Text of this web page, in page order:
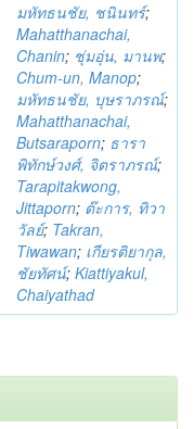
มหัทธนชัย, ชนินทร์;
Mahatthanachai,
Chanin; ชุ่มอุ่น, มานพ;
Chum-un, Manop;
มหัทธนชัย, บุษราภรณ์;
Mahatthanachai,
Butsaraporn; ธารา
พิทักษ์วงศ์, จิตราภรณ์;
Tarapitakwong,
Jittaporn; ต๊ะการ, ทิวา
วัลย์; Takran,
Tiwawan; เกียรติยากุล,
ชัยทัศน์; Kiattiyakul,
Chaiyathad